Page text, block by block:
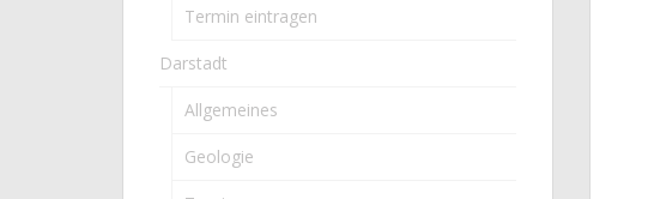
Termin eintragen
Darstadt
Allgemeines
Geologie